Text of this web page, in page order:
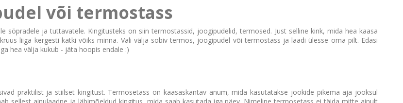
või termostass
sõpradele ja tuttavatele. Kingitusteks on siin termostassid, joogipudelid, termosed. Just selline kink, mida hea kaasa
liiga kergesti katki võiks minna. Vali välja sobiv termos, joogipudel või termostass ja laadi ülesse oma pilt. Edasi
hea välja kukub - jäta hoopis endale :)
praktilist ja stiilset kingitust. Termosetass on kaasaskantav anum, mida kasutatakse jookide pikema aja jooksul